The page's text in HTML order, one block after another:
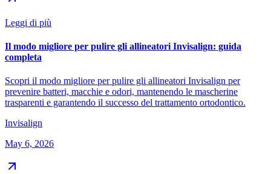
Leggi di più
Il modo migliore per pulire gli allineatori Invisalign: guida
completa
Scopri il modo migliore per pulire gli allineatori Invisalign per
prevenire batteri, macchie e odori, mantenendo le mascherine
trasparenti e garantendo il successo del trattamento ortodontico.
Invisalign
May 6, 2026